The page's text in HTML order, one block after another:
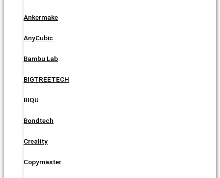
Ankermake
AnyCubic
Bambu Lab
BIGTREETECH
BIQU
Bondtech
Creality
Copymaster